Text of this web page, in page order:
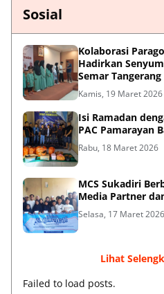
Sosial
Kolaborasi
Hadirkan
Semar Tangerang
Kamis, 19 Maret 2026
Isi Ramadan
PAC Pamarayan
Rabu, 18 Maret 2026
MCS Sukadiri
Media Partner
Selasa, 17 Maret 2026
Lihat
Failed to load posts.